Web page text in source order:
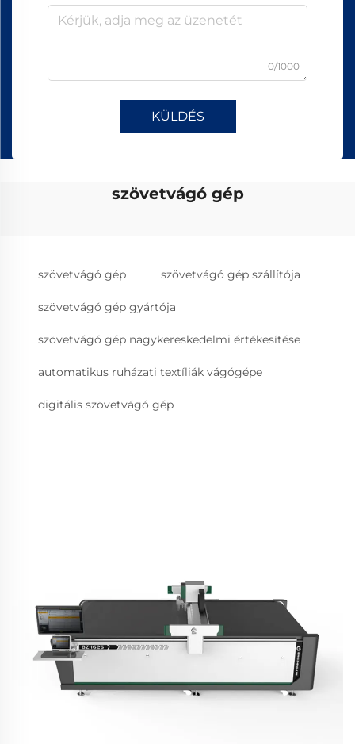
0/1000
KÜLDÉS
szövetvágó gép
szövetvágó gép szövetvágó gép szállítója
szövetvágó gép gyártója
szövetvágó gép nagykereskedelmi értékesítése
automatikus ruházati textíliák vágógépe
digitális szövetvágó gép